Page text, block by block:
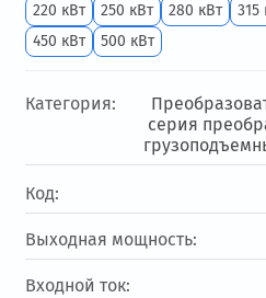
220 кВт
250 кВт 280 кВт 315
450 кВт
500 кВт
Категория:
серия
Код:
Выходная мощность:
Входной ток: